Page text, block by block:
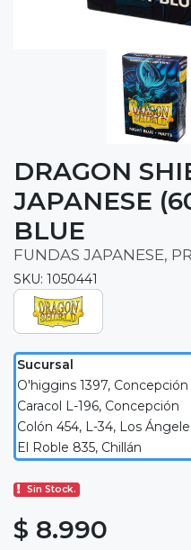
DRAGON
JAPANESE
BLUE
FUNDAS JAPANESE,
SKU: 1050441
Sucursal
O'higgins 1397, Concepción
Caracol L-196, Concepción
Colón 454, L-34, Los
El Roble 835, Chillán
Sin Stock.
$ 8.990